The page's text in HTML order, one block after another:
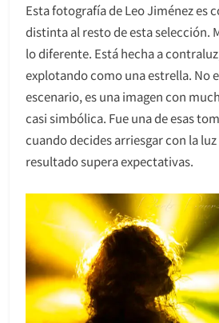
Esta fotografía de Leo Jiménez es
distinta al resto de esta selección.
lo diferente. Está hecha a
explotando como una estrella. No
escenario, es una imagen con
casi simbólica. Fue una de esas
cuando decides arriesgar con la
resultado supera expectativas.